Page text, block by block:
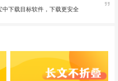
下载目标软件，下载更安全